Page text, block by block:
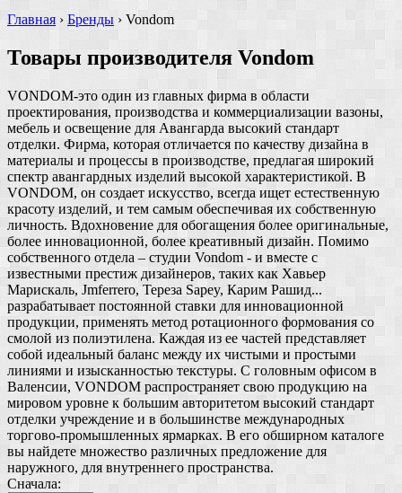
Главная › Бренды › Vondom
Товары производителя Vondom
VONDOM-это один из главных фирма в области
проектирования, производства и коммерциализации вазоны,
мебель и освещение для Авангарда высокий стандарт
отделки. Фирма, которая отличается по качеству дизайна в
материалы и процессы в производстве, предлагая широкий
спектр авангардных изделий высокой характеристикой. В
VONDOM, он создает искусство, всегда ищет естественную
красоту изделий, и тем самым обеспечивая их собственную
личность. Вдохновение для обогащения более оригинальные,
более инновационной, более креативный дизайн. Помимо
собственного отдела – студии Vondom - и вместе с
известными престиж дизайнеров, таких как Хавьер
Марискаль, Jmferrero, Тереза Sapey, Карим Рашид...
разрабатывает постоянной ставки для инновационной
продукции, применять метод ротационного формования со
смолой из полиэтилена. Каждая из ее частей представляет
собой идеальный баланс между их чистыми и простыми
линиями и изысканностью текстуры. С головным офисом в
Валенсии, VONDOM распространяет свою продукцию на
мировом уровне к большим авторитетом высокий стандарт
отделки учреждение и в большинстве международных
торгово-промышленных ярмарках. В его обширном каталоге
вы найдете множество различных предложение для
наружного, для внутреннего пространства.
Сначала: